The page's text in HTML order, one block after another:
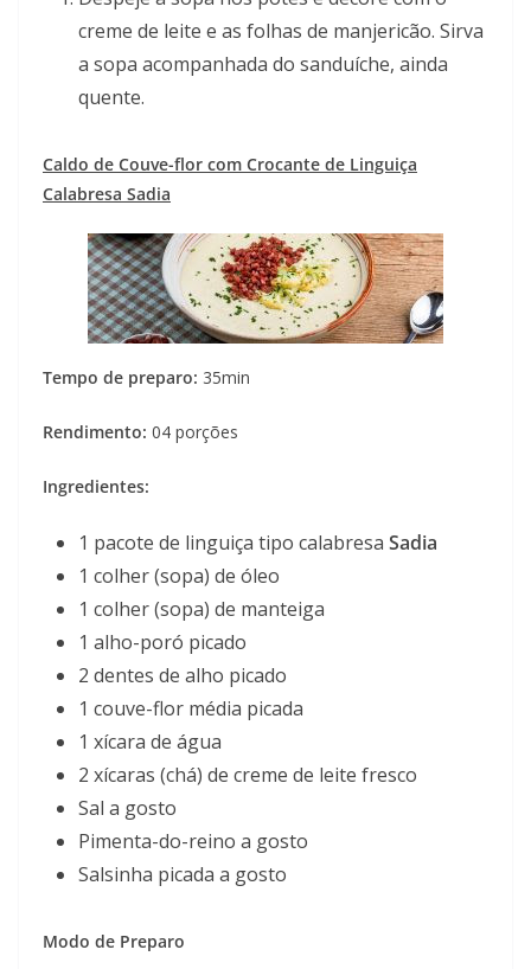
creme de leite e as folhas de manjericão. Sirva
a sopa acompanhada do sanduíche, ainda
quente.
Caldo de Couve-flor com Crocante de Linguiça
Calabresa Sadia
Tempo de preparo: 35min
Rendimento: 04 porções
Ingredientes:
1 pacote de linguiça tipo calabresa Sadia
1 colher (sopa) de óleo
1 colher (sopa) de manteiga
1 alho-poró picado
2 dentes de alho picado
1 couve-flor média picada
1 xícara de água
2 xícaras (chá) de creme de leite fresco
Sal a gosto
Pimenta-do-reino a gosto
Salsinha picada a gosto
Modo de Preparo